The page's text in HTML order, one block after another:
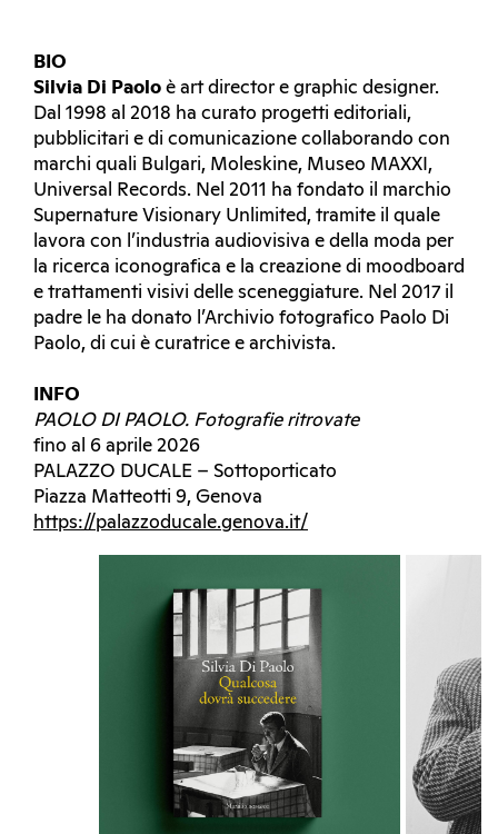
BIO
Silvia Di Paolo è art director e graphic designer.
Dal 1998 al 2018 ha curato progetti editoriali,
pubblicitari e di comunicazione collaborando con
marchi quali Bulgari, Moleskine, Museo MAXXI,
Universal Records. Nel 2011 ha fondato il marchio
Supernature Visionary Unlimited, tramite il quale
lavora con l’industria audiovisiva e della moda per
la ricerca iconografica e la creazione di moodboard
e trattamenti visivi delle sceneggiature. Nel 2017 il
padre le ha donato l’Archivio fotografico Paolo Di
Paolo, di cui è curatrice e archivista.
INFO
PAOLO DI PAOLO. Fotografie ritrovate
fino al 6 aprile 2026
PALAZZO DUCALE – Sottoporticato
Piazza Matteotti 9, Genova
https://palazzoducale.genova.it/